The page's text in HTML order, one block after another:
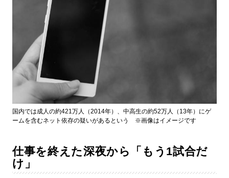
国内では成人の約421万人（2014年）、中高生の約52万人（13年）にゲ
ームを含むネット依存の疑いがあるという ※画像はイメージです
仕事を終えた深夜から「もう1試合だ
け」